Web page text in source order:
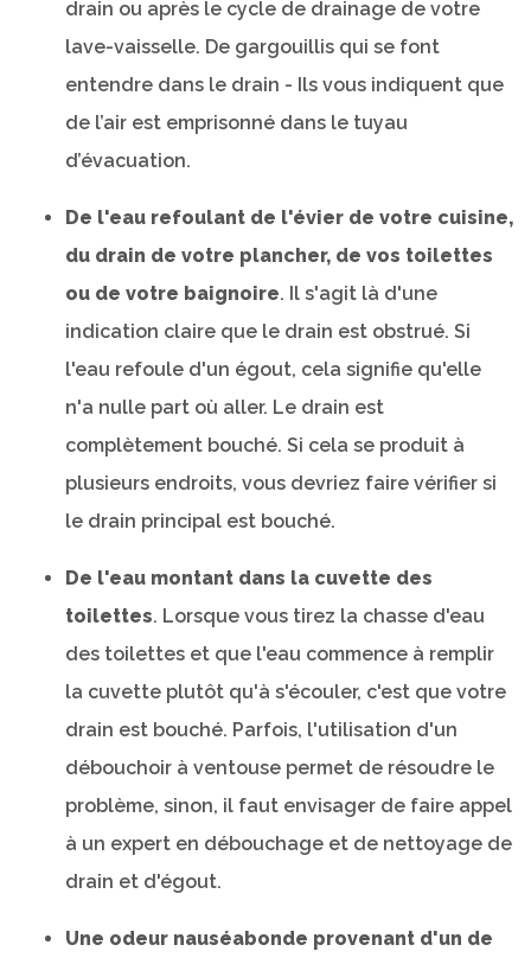
drain ou après le cycle de drainage de votre
lave-vaisselle. De gargouillis qui se font
entendre dans le drain - Ils vous indiquent que
de l’air est emprisonné dans le tuyau
d’évacuation.
De l'eau refoulant de l'évier de votre cuisine,
du drain de votre plancher, de vos toilettes
ou de votre baignoire. Il s'agit là d'une
indication claire que le drain est obstrué. Si
l'eau refoule d'un égout, cela signifie qu'elle
n'a nulle part où aller. Le drain est
complètement bouché. Si cela se produit à
plusieurs endroits, vous devriez faire vérifier si
le drain principal est bouché.
De l'eau montant dans la cuvette des
toilettes. Lorsque vous tirez la chasse d'eau
des toilettes et que l'eau commence à remplir
la cuvette plutôt qu'à s'écouler, c'est que votre
drain est bouché. Parfois, l'utilisation d'un
débouchoir à ventouse permet de résoudre le
problème, sinon, il faut envisager de faire appel
à un expert en débouchage et de nettoyage de
drain et d'égout.
Une odeur nauséabonde provenant d'un de